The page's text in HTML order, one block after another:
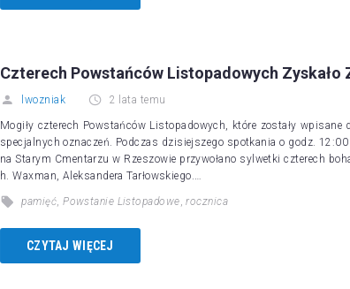
Czterech Powstańców Listopadowych Zyskało
lwozniak 2 lata temu
Mogiły czterech Powstańców Listopadowych, które zostały
specjalnych oznaczeń. Podczas dzisiejszego spotkania o godz.
na Starym Cmentarzu w Rzeszowie przywołano sylwetki czterech
h. Waxman, Aleksandera Tarłowskiego.…
pamięć,Powstanie Listopadowe,rocznica
CZYTAJ WIĘCEJ